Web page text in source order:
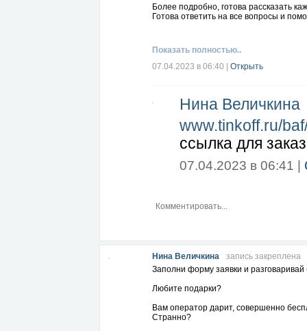
Более подробно, готова рассказать
Готова ответить на все вопросы и
Показать полностью..
07.04.2023 в 06:40
Открыть
Нина Величкина
www.tinkoff.ru/
ссылка для
07.04.2023 в 06:41 |
Нина Величкина
запись закреплена
Заполни форму заявки и разговаривай
Любите подарки?
Вам оператор дарит, совершенно
Странно?